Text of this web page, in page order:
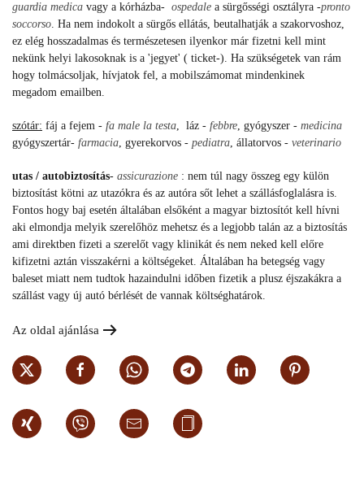
guardia medica vagy a kórházba- ospedale a sürgősségi osztályra -pronto
soccorso. Ha nem indokolt a sürgős ellátás, beutalhatják a szakorvoshoz,
ez elég hosszadalmas és természetesen ilyenkor már fizetni kell mint
nekünk helyi lakosoknak is a 'jegyet' ( ticket-). Ha szükségetek van rám
hogy tolmácsoljak, hívjatok fel, a mobilszámomat mindenkinek
megadom emailben.
szótár: fáj a fejem - fa male la testa, láz - febbre, gyógyszer - medicina
gyógyszertár- farmacia, gyerekorvos - pediatra, állatorvos - veterinario
utas / autobiztosítás- assicurazione : nem túl nagy összeg egy külön
biztosítást kötni az utazókra és az autóra sőt lehet a szállásfoglalásra is.
Fontos hogy baj esetén általában elsőként a magyar biztosítót kell hívni
aki elmondja melyik szerelőhöz mehetsz és a legjobb talán az a biztosítás
ami direktben fizeti a szerelőt vagy klinikát és nem neked kell előre
kifizetni aztán visszakérni a költségeket. Általában ha betegség vagy
baleset miatt nem tudtok hazaindulni időben fizetik a plusz éjszakákra a
szállást vagy új autó bérlését de vannak költséghatárok.
Az oldal ajánlása